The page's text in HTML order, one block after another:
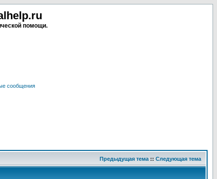
помощи.
сообщения
Предыдущая тема :: Следующая тема